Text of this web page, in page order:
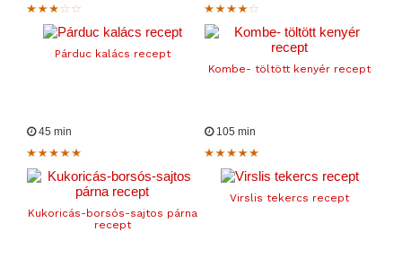
Párduc kalács recept
Kombe- töltött kenyér recept
45 min
Kukoricás-borsós-sajtos párna
recept
105 min
Virslis tekercs recept